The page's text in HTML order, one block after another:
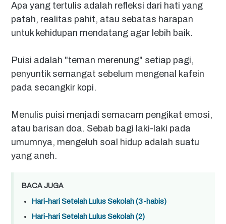
Apa yang tertulis adalah refleksi dari hati yang
patah, realitas pahit, atau sebatas harapan
untuk kehidupan mendatang agar lebih baik.
Puisi adalah "teman merenung" setiap pagi,
penyuntik semangat sebelum mengenal kafein
pada secangkir kopi.
Menulis puisi menjadi semacam pengikat emosi,
atau barisan doa. Sebab bagi laki-laki pada
umumnya, mengeluh soal hidup adalah suatu
yang aneh.
BACA JUGA
Hari-hari Setelah Lulus Sekolah (3-habis)
Hari-hari Setelah Lulus Sekolah (2)